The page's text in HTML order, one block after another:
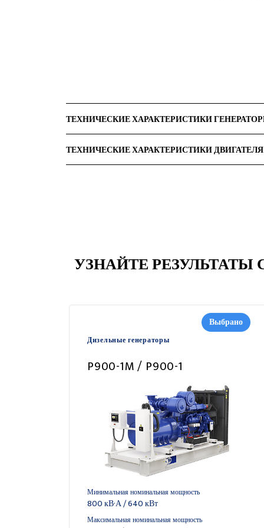
ТЕХНИЧЕСКИЕ ХАРАКТЕРИСТИКИ
ТЕХНИЧЕСКИЕ ХАРАКТЕРИСТИКИ ДВИГАТЕЛЯ
УЗНАЙТЕ РЕЗУЛЬТАТЫ
Дизельные генераторы
Выбрано
P900-1M / P900-1
Минимальная номинальная мощность
800 кВ·А / 640 кВт
Максимальная номинальная мощность